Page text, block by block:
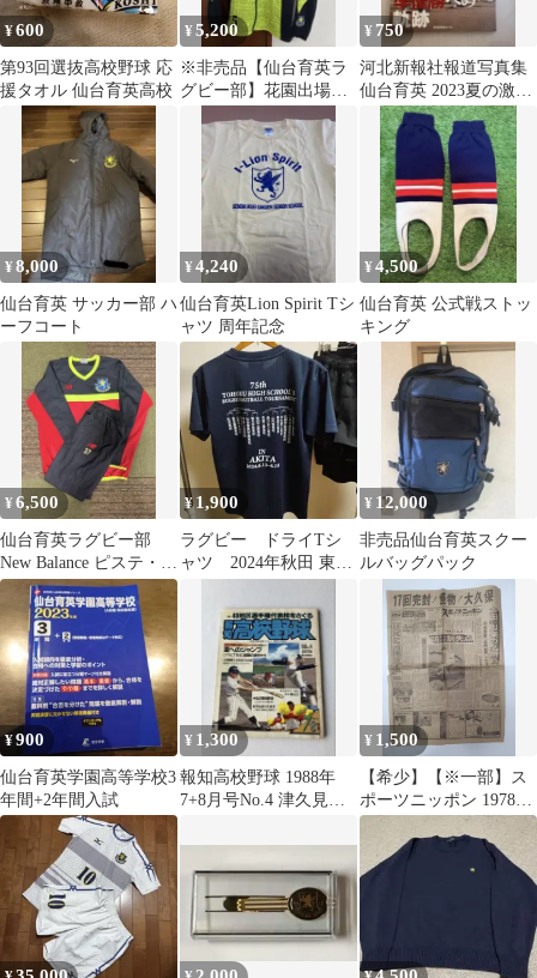
¥600
第93回選抜高校野球 応
援タオル 仙台育英高校
¥5,200
※非売品【仙台育英ラ
グビー部】花園出場用
¥ 750
河北新報社報道写真集
仙台育英 2023夏の激闘
準優勝への軌跡
¥8,000
仙台育英 サッカー部 ハ
ーフコート
¥4,240
仙台育英Lion Spirit Tシ
ャツ 周年記念
¥4,500
仙台育英 公式戦ストッ
キング
¥6,500
仙台育英ラグビー部
New Balance ピステ・ウ
ィンドブレーカー
¥ 1,900
ラグビー ドライTシ
ャツ 2024年秋田 東北
トボール大会
¥ 12,000
非売品仙台育英スクー
ルバッグパック
¥900
仙台育英学園高等学校3
年間+2年間入試
¥ 1,300
報知高校野球 1988年
7+8月号No.4 津久見川
洋大姫路
¥ 1,500
【希少】【※一部】ス
ポーツニッポン 1978年
8月9日 甲子園 仙台育英
延長17回 スポニチ